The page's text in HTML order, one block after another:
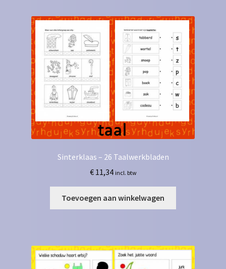
Sinterklaas – 26 Taalwerkbladen
€11,34 incl. btw
Toevoegen aan winkelwagen